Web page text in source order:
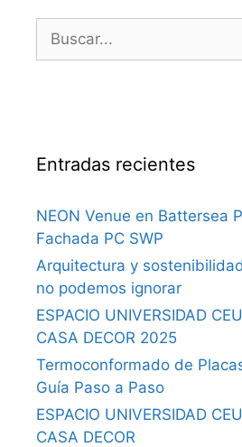
Entradas recientes
NEON Venue en Battersea
Fachada PC SWP
Arquitectura y
no podemos ignorar
ESPACIO UNIVERSIDAD
CASA DECOR 2025
Termoconformado de
Guía Paso a Paso
ESPACIO UNIVERSIDAD
CASA DECOR